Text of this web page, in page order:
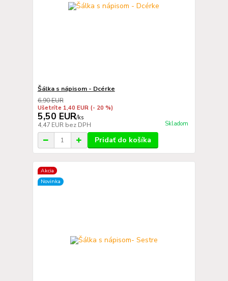
Šálka s nápisom - Dcérke
6,90 EUR
Ušetríte 1,40 EUR (- 20 %)
5,50 EUR/ks
4,47 EUR bez DPH Skladom
Pridať do košíka
Akcia
Novinka